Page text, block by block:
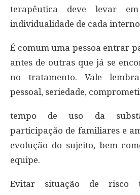
terapêutica deve levar
individualidade de cada
É comum uma pessoa entrar
antes de outras que já se
no tratamento. Vale
pessoal, seriedade,
tempo de uso da
participação de familiares e
evolução do sujeito, bem
equipe.
Evitar situação de risco